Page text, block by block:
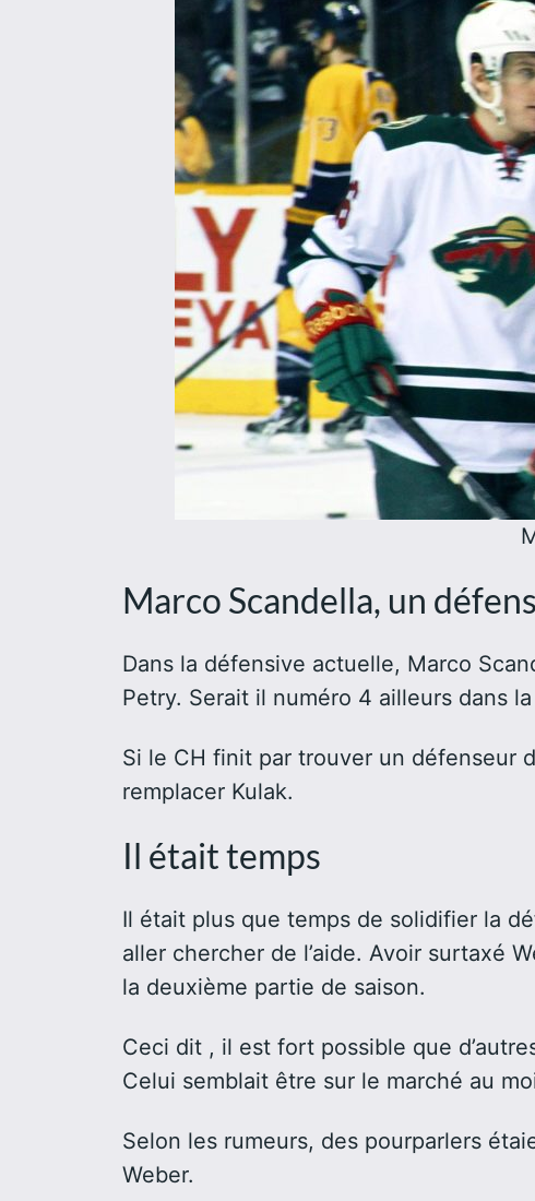
Marco Scandella, un
Dans la défensive actuelle, Marco
Petry. Serait il numéro 4 ailleurs dans
Si le CH finit par trouver un défenseur
remplacer Kulak.
Il était temps
Il était plus que temps de solidifier la
aller chercher de l’aide. Avoir surtaxé
la deuxième partie de saison.
Ceci dit , il est fort possible que
Celui semblait être sur le marché au
Selon les rumeurs, des pourparlers
Weber.